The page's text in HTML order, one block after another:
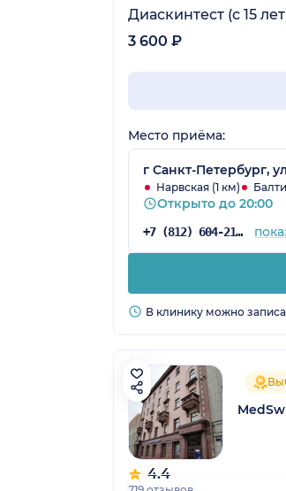
Диаскинтест (с 15
3 600 ₽
Место приёма:
г Санкт-Петербург,
Нарвская (1 км)
Открыто до 20:00
+7 (812) 604-21-03
В клинику можно
4.4